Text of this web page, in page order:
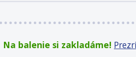
Na balenie si zakladáme!